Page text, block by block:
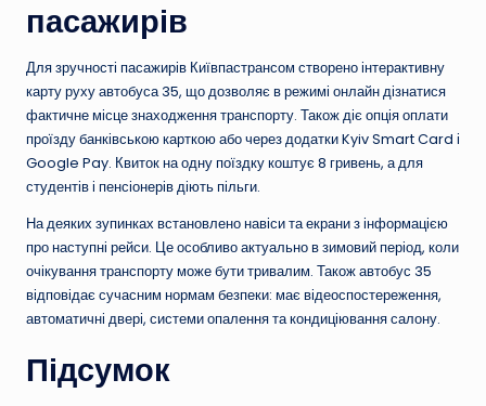
пасажирів
Для зручності пасажирів Київпастрансом створено інтерактивну
карту руху автобуса 35, що дозволяє в режимі онлайн дізнатися
фактичне місце знаходження транспорту. Також діє опція оплати
проїзду банківською карткою або через додатки Kyiv Smart Card і
Google Pay. Квиток на одну поїздку коштує 8 гривень, а для
студентів і пенсіонерів діють пільги.
На деяких зупинках встановлено навіси та екрани з інформацією
про наступні рейси. Це особливо актуально в зимовий період, коли
очікування транспорту може бути тривалим. Також автобус 35
відповідає сучасним нормам безпеки: має відеоспостереження,
автоматичні двері, системи опалення та кондиціювання салону.
Підсумок